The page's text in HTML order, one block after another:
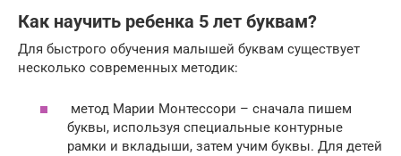
Как научить ребенка 5 лет буквам?
Для быстрого обучения малышей буквам существует
несколько современных методик:
метод Марии Монтессори – сначала пишем
буквы, используя специальные контурные
рамки и вкладыши, затем учим буквы. Для детей